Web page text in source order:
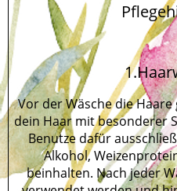
Vor der Wäsche die
dein Haar mit besonderer
Benutze dafür
Alkohol,
beinhalten. Nach jeder